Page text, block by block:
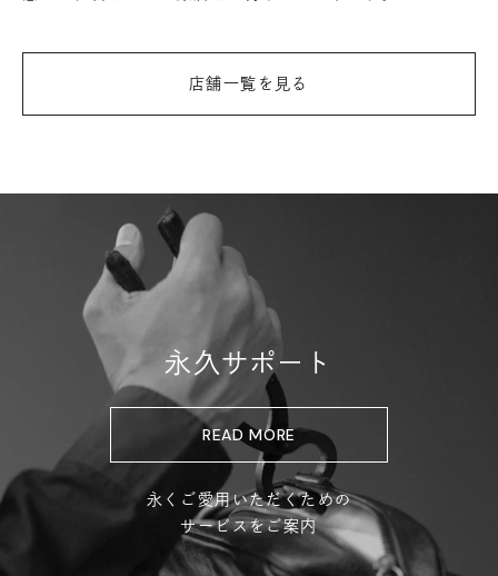
店舗一覧を見る
永久サポート
READ MORE
永くご愛用いただくための
サービスをご案内